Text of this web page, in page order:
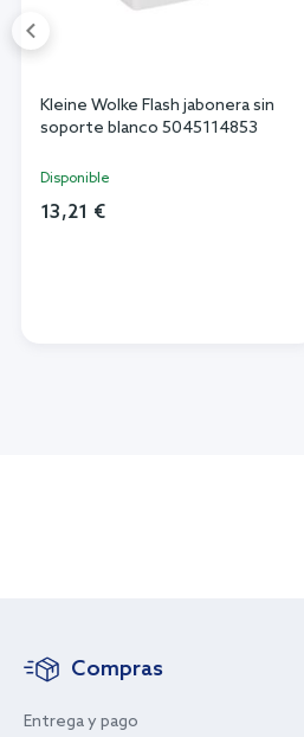
Kleine Wolke Flash jabonera sin
soporte blanco 5045114853
Disponible
13,21 €
Compras
Entrega y pago